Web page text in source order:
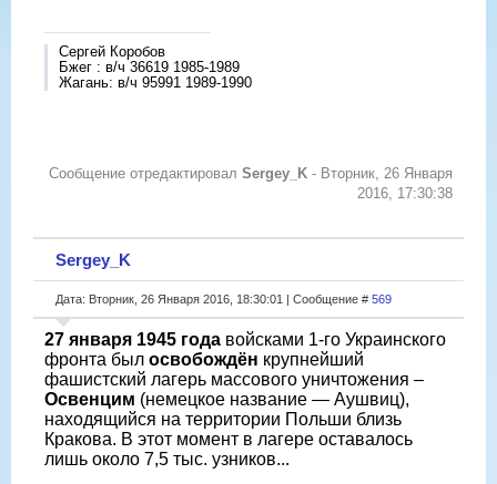
Сергей Коробов
Бжег : в/ч 36619 1985-1989
Жагань: в/ч 95991 1989-1990
Сообщение отредактировал Sergey_K - Вторник, 26 Января
2016, 17:30:38
Sergey_K
Дата: Вторник, 26 Января 2016, 18:30:01 | Сообщение # 569
27 января 1945 года войсками 1-го Украинского
фронта был освобождён крупнейший
фашистский лагерь массового уничтожения –
Освенцим (немецкое название — Аушвиц),
находящийся на территории Польши близь
Кракова. В этот момент в лагере оставалось
лишь около 7,5 тыс. узников...